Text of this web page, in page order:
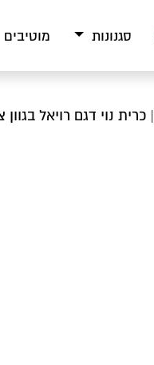
סגנונות מוטיבים
| כרית נוי דגם רויאל